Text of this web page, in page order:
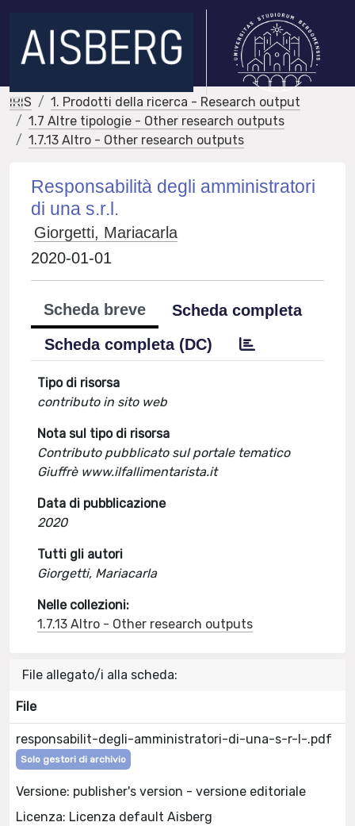
IRIS
1. Prodotti della ricerca - Research output
1.7 Altre tipologie - Other research outputs
1.7.13 Altro - Other research outputs
Responsabilità degli amministratori
di una s.r.l.
Giorgetti, Mariacarla
2020-01-01
Scheda breve
Scheda completa
Scheda completa (DC)
Tipo di risorsa
contributo in sito web
Nota sul tipo di risorsa
Contributo pubblicato sul portale tematico
Giuffrè www.ilfallimentarista.it
Data di pubblicazione
2020
Tutti gli autori
Giorgetti, Mariacarla
Nelle collezioni:
1.7.13 Altro - Other research outputs
File allegato/i alla scheda:
File
responsabilit-degli-amministratori-di-una-s-r-l-.pdf
Solo gestori di archivio
Versione: publisher's version - versione editoriale
Licenza: Licenza default Aisberg